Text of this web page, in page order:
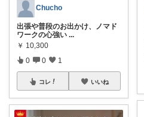
Chucho
出張や普段のお出かけ、ノマド
ワークの心強い ...
￥ 10,300
0 0 1
コレ いいね